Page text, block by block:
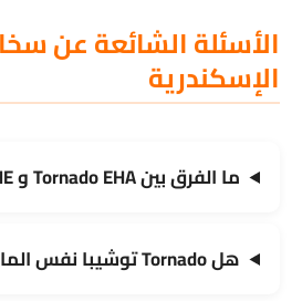
الأسئلة الشائعة عن
الإسكندرية
ما الفرق بين Tornado EHA و EHE؟
هل Tornado توشيبا نفس الماركة؟